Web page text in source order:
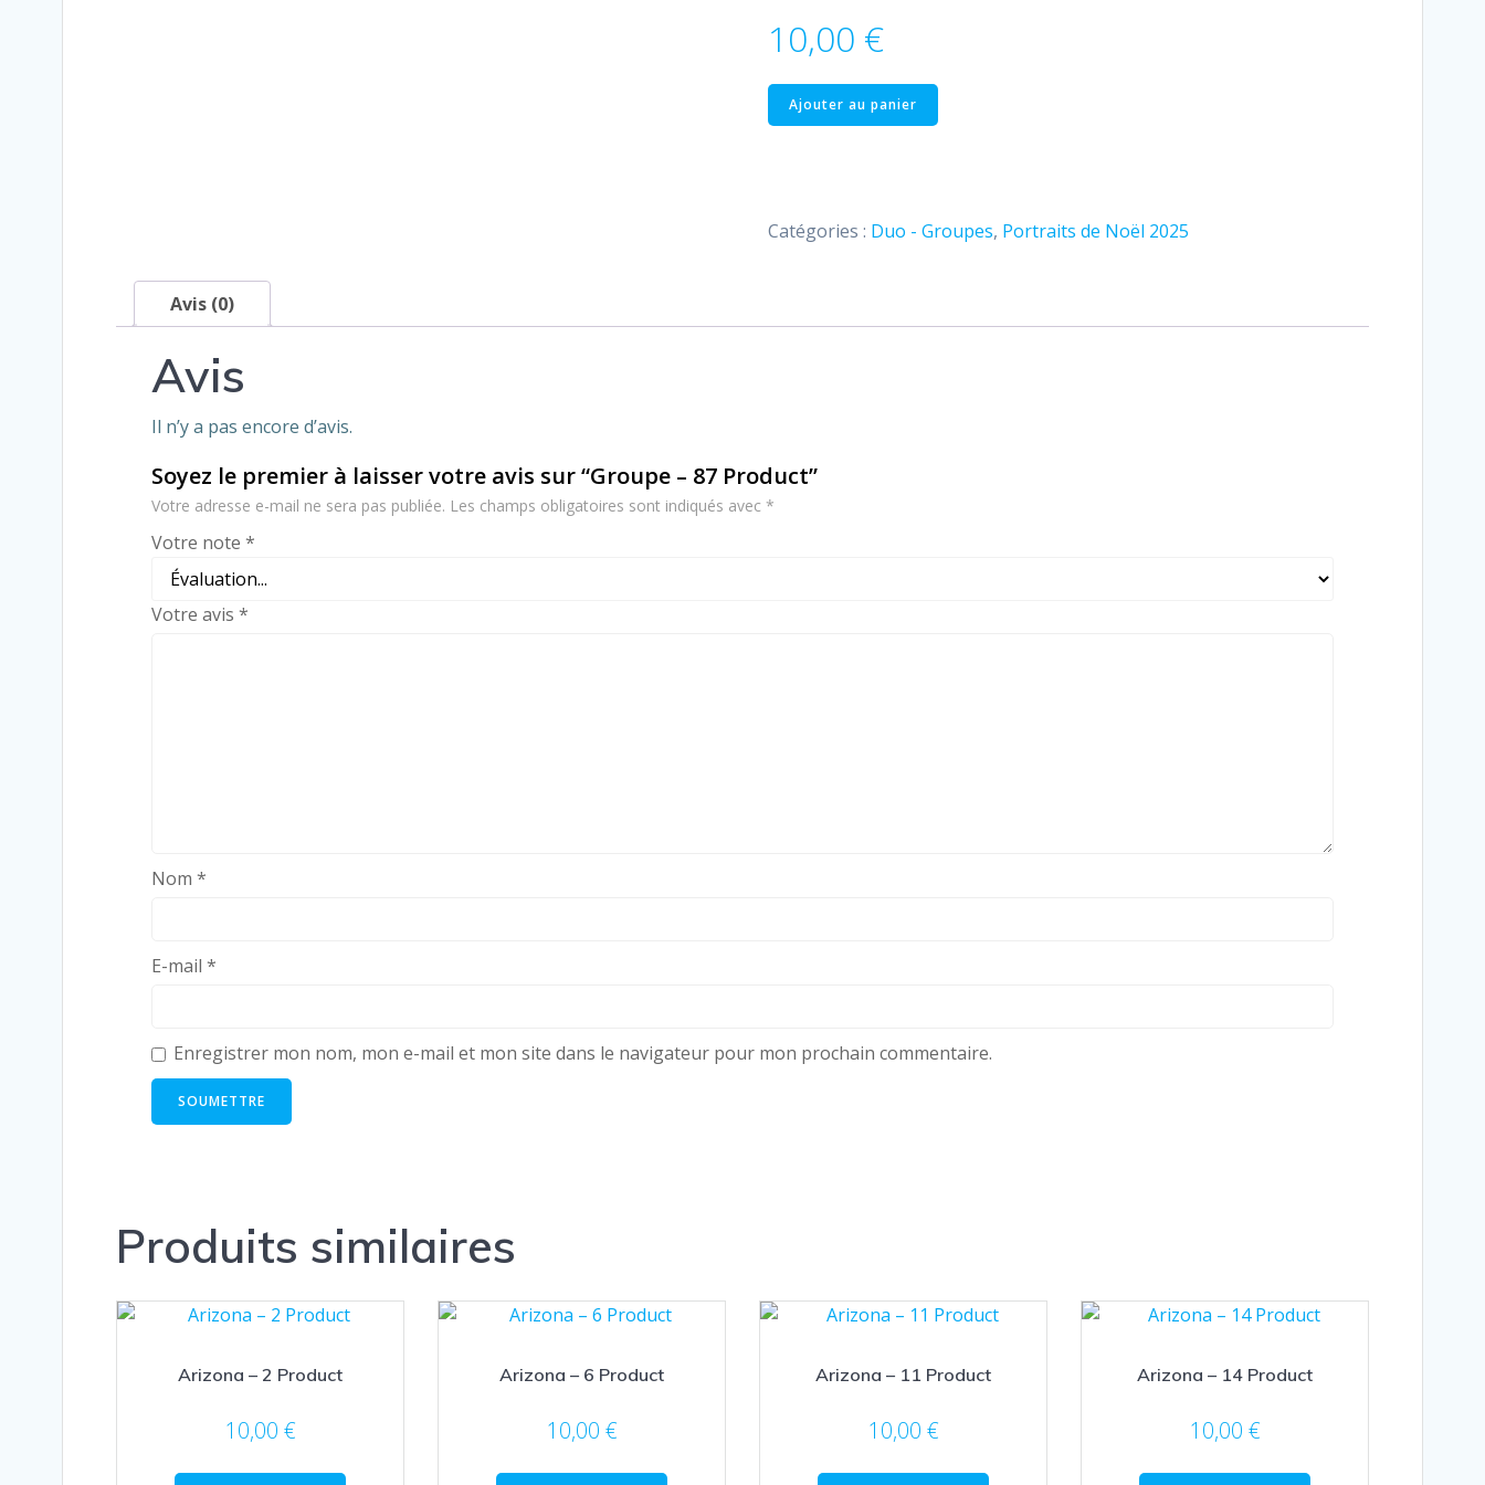
10,00 €
quantité
de
Product
Ajouter au panier
Catégories : Duo - Groupes, Portraits de Noël 2025
Avis (0)
Avis
Il n’y a pas encore d’avis.
Soyez le premier à laisser votre avis sur “Groupe – 87 Product”
Votre adresse e-mail ne sera pas publiée. Les champs obligatoires sont indiqués avec *
Votre note *
Votre avis *
Nom *
E-mail *
Enregistrer mon nom, mon e-mail et mon site dans le navigateur pour mon prochain commentaire.
Produits similaires
Arizona – 2 Product
10,00 €
Arizona – 6 Product
10,00 €
Arizona – 11 Product
10,00 €
Arizona – 14 Product
10,00 €